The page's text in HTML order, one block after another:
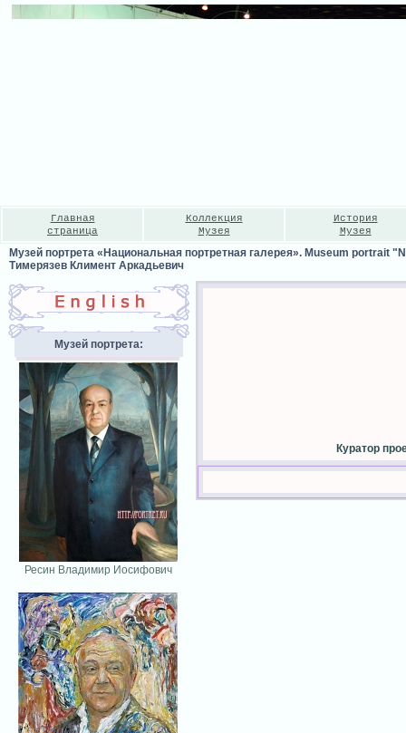
Главная
страница
Коллекция
Музея
История
Музея
Музей портрета «Национальная портретная галерея». Museum portrait
Тимерязев Климент Аркадьевич
Музей портрета:
Ресин Владимир Иосифович
Куратор